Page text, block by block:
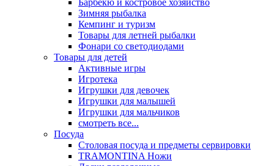
Барбекю и костровое хозяйство
Зимняя рыбалка
Кемпинг и туризм
Товары для летней рыбалки
Фонари со светодиодами
Товары для детей
Активные игры
Игротека
Игрушки для девочек
Игрушки для малышей
Игрушки для мальчиков
смотреть все...
Посуда
Столовая посуда и предметы сервировки
TRAMONTINA Ножи